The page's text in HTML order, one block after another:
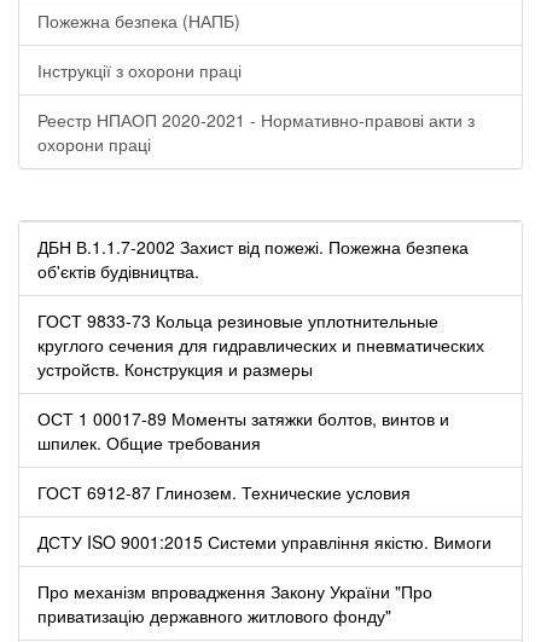
Пожежна безпека (НАПБ)
Інструкції з охорони праці
Реестр НПАОП 2020-2021 - Нормативно-правові акти з
охорони праці
ДБН В.1.1.7-2002 Захист від пожежі. Пожежна безпека
об'єктів будівництва.
ГОСТ 9833-73 Кольца резиновые уплотнительные
круглого сечения для гидравлических и пневматических
устройств. Конструкция и размеры
ОСТ 1 00017-89 Моменты затяжки болтов, винтов и
шпилек. Общие требования
ГОСТ 6912-87 Глинозем. Технические условия
ДСТУ ISO 9001:2015 Системи управління якістю. Вимоги
Про механізм впровадження Закону України "Про
приватизацію державного житлового фонду"